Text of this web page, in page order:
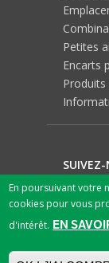
Petites
Encarts
Produits
En poursuivant votre
cookies pour vous
d'intérêt. EN